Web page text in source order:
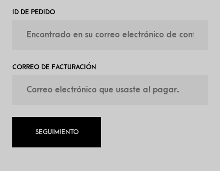
ID DE PEDIDO
CORREO DE FACTURACIÓN
SEGUIMIENTO